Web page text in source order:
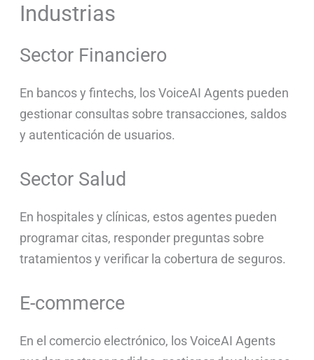
Industrias
Sector Financiero
En bancos y fintechs, los VoiceAI Agents pueden
gestionar consultas sobre transacciones, saldos
y autenticación de usuarios.
Sector Salud
En hospitales y clínicas, estos agentes pueden
programar citas, responder preguntas sobre
tratamientos y verificar la cobertura de seguros.
E-commerce
En el comercio electrónico, los VoiceAI Agents